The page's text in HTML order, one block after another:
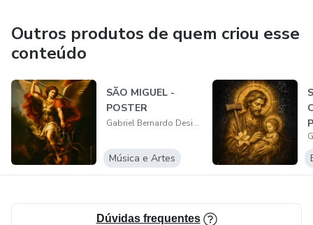
Outros produtos de quem criou esse
conteúdo
SÃO MIGUEL -
POSTER
Gabriel Bernardo Designer
Música e Artes
Dúvidas frequentes